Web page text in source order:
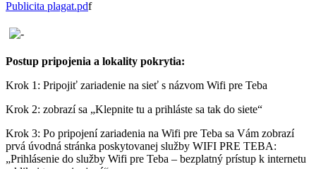
Publicita plagat.pdf
Postup pripojenia a lokality pokrytia:
Krok 1: Pripojiť zariadenie na sieť s názvom Wifi pre Teba
Krok 2: zobrazí sa „Klepnite tu a prihláste sa tak do siete“
Krok 3: Po pripojení zariadenia na Wifi pre Teba sa Vám zobrazí
prvá úvodná stránka poskytovanej služby WIFI PRE TEBA:
„Prihlásenie do služby Wifi pre Teba – bezplatný prístup k internetu